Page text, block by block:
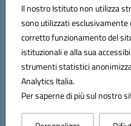
Il nostro Istituto non utilizza
sono utilizzati esclusivamente
corretto funzionamento del
istituzionali e alla sua
strumenti statistici
Analytics Italia.
Per saperne di più sul nostro
Codice fiscale: 82006360810
Codice meccanografico:
Codice Indice delle Pubbliche
Codice unico di fatturazione (CUF):
Hosting &
Concept &